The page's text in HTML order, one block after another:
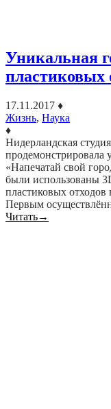
Уникальная
пластиковых
17.11.2017 ♦
Жизнь, Наука
♦
Нидерландская
продемонстрировала
«Напечатай свой
были использованы
пластиковых
Первым
Читать→